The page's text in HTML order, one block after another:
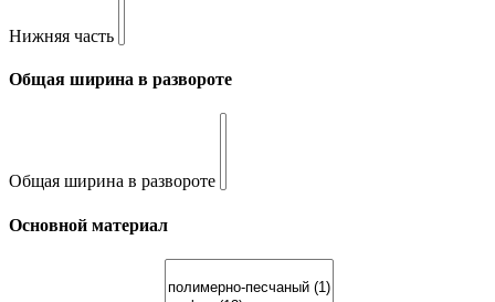
Нижняя часть
Общая ширина в развороте
Общая ширина в развороте
Основной материал